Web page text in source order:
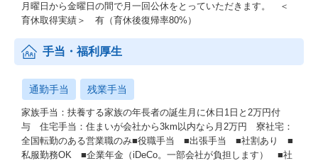
月曜日から金曜日の間で月一回公休をとっていただきます。 ＜
育休取得実績＞ 有（育休後復帰率80%）
手当・福利厚生
通勤手当 残業手当
家族手当：扶養する家族の年長者の誕生月に休日1日と2万円付
与 住宅手当：住まいが会社から3km以内なら月2万円 寮社宅：
全国転勤のある営業職のみ■役職手当 ■出張手当 ■社割あり ■
私服勤務OK ■企業年金（iDeCo。一部会社が負担します） ■社